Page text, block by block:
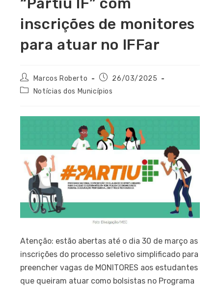
“Partiu IF” com
inscrições de monitores
para atuar no IFFar
Marcos Roberto
26/03/2025
Notícias dos Municípios
Atenção: estão abertas até o dia 30 de março as
inscrições do processo seletivo simplificado para
preencher vagas de MONITORES aos estudantes
que queiram atuar como bolsistas no Programa